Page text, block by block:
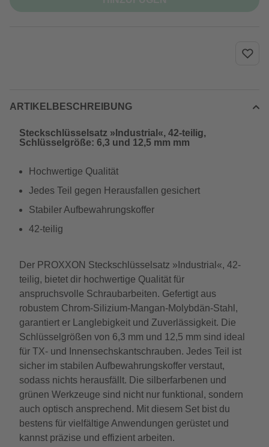
ARTIKELBESCHREIBUNG
Steckschlüsselsatz »Industrial«, 42-teilig,
Schlüsselgröße: 6,3 und 12,5 mm mm
Hochwertige Qualität
Jedes Teil gegen Herausfallen gesichert
Stabiler Aufbewahrungskoffer
42-teilig
Der PROXXON Steckschlüsselsatz »Industrial«, 42-
teilig, bietet dir hochwertige Qualität für
anspruchsvolle Schraubarbeiten. Gefertigt aus
robustem Chrom-Silizium-Mangan-Molybdän-Stahl,
garantiert er Langlebigkeit und Zuverlässigkeit. Die
Schlüsselgrößen von 6,3 mm und 12,5 mm sind ideal
für TX- und Innensechskantschrauben. Jedes Teil ist
sicher im stabilen Aufbewahrungskoffer verstaut,
sodass nichts herausfällt. Die silberfarbenen und
grünen Werkzeuge sind nicht nur funktional, sondern
auch optisch ansprechend. Mit diesem Set bist du
bestens für vielfältige Anwendungen gerüstet und
kannst präzise und effizient arbeiten.